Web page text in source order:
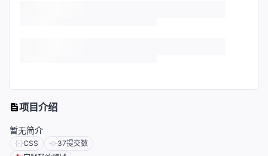
项目介绍
暂无简介
CSS 37提交数